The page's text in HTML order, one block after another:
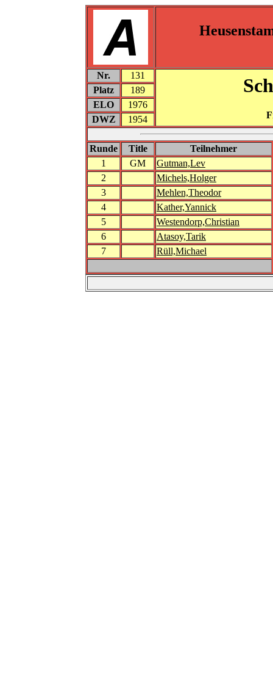
Nr. 131
Platz
189
ELO
1976
DWZ
1954
Runde Title
Teilnehmer
1
GM
Gutman,Lev
2
Michels,Holger
3
Mehlen,Theodor
4
Kather,Yannick
5
Westendorp,Christian
6
Atasoy,Tarik
7
Rüll,Michael